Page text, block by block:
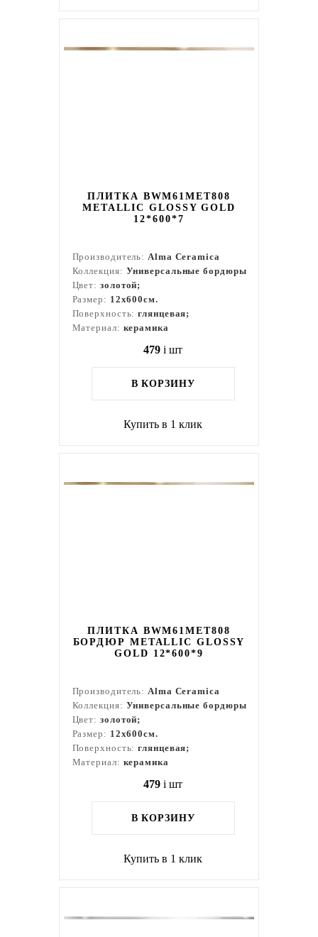
ПЛИТКА BWM61MET808
METALLIC GLOSSY GOLD
12*600*7
Производитель:Alma Ceramica
Коллекция: Универсальные бордюры
Цвет: золотой;
Размер: 12x600см.
Поверхность:глянцевая;
Материал: керамика
479 i шт
В КОРЗИНУ
Купить в 1 клик
ПЛИТКА BWM61MET808
БОРДЮР METALLIC GLOSSY
GOLD 12*600*9
Производитель:Alma Ceramica
Коллекция: Универсальные бордюры
Цвет: золотой;
Размер: 12x600см.
Поверхность:глянцевая;
Материал: керамика
479 i шт
В КОРЗИНУ
Купить в 1 клик